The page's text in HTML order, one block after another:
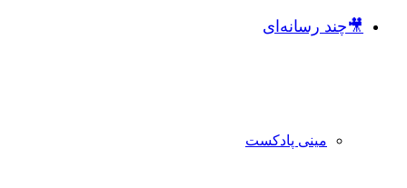
🎥چند رسانه‌ای
مینی پادکست